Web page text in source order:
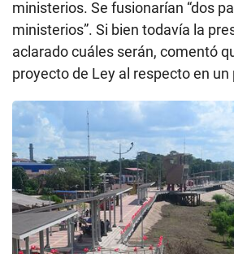
ALEXIS HUACCHO MAGRO